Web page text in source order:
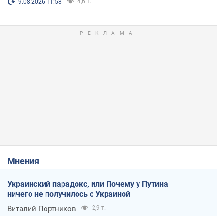
9.08.2026 11:58
Мнения
Украинский парадокс, или Почему у Путина
ничего не получилось с Украиной
Виталий Портников 2,9 т.